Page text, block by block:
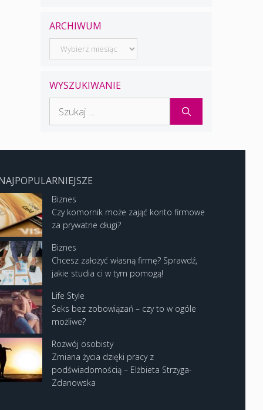
ARCHIWUM
Archiwum
WYSZUKIWANIE
Biznes
Czy komornik może zająć konto firmowe
za prywatne długi?
Biznes
Chcesz założyć własną firmę? Sprawdź,
jakie studia ci w tym pomogą!
Life Style
Seks bez zobowiązań – czy to w ogóle
możliwe?
Rozwój osobisty
Zmiana życia dzięki pracy z
podświadomością – Elżbieta Strzyga-
Zdanowska